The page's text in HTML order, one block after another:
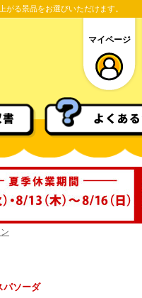
る景品をお選びいただけます。
マイページ
よくあ
パソーダ